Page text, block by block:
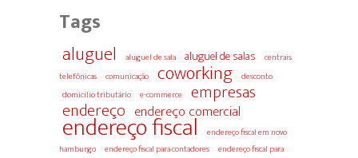
Tags
aluguel aluguel de sala aluguel de salas
centrais
telefônicas
comunicação coworking
desconto
domicílio tributário
e-commerce empresas
endereço endereço comercial
endereço fiscal
endereço fiscal em novo
hamburgo
endereço fiscal para contadores
endereço fiscal para